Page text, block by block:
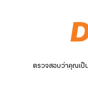
ตรวจสอบว่าคุณเป็